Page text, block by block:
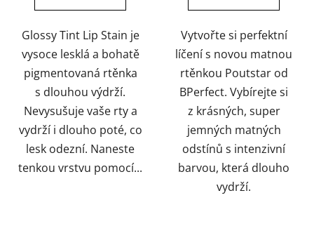
5
hvězdiček.
Glossy Tint Lip Stain je
vysoce lesklá a bohatě
pigmentovaná rtěnka
s dlouhou výdrží.
Nevysušuje vaše rty a
vydrží i dlouho poté, co
lesk odezní. Naneste
tenkou vrstvu pomocí...
5
hvězdiček.
Vytvořte si perfektní
líčení s novou matnou
rtěnkou Poutstar od
BPerfect. Vybírejte si
z krásných, super
jemných matných
odstínů s intenzivní
barvou, která dlouho
vydrží.